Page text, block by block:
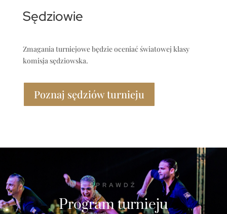
Sędziowie
Zmagania turniejowe będzie oceniać światowej klasy
komisja sędziowska.
Poznaj sędziów turnieju
SPRAWDŹ
Program turnieju